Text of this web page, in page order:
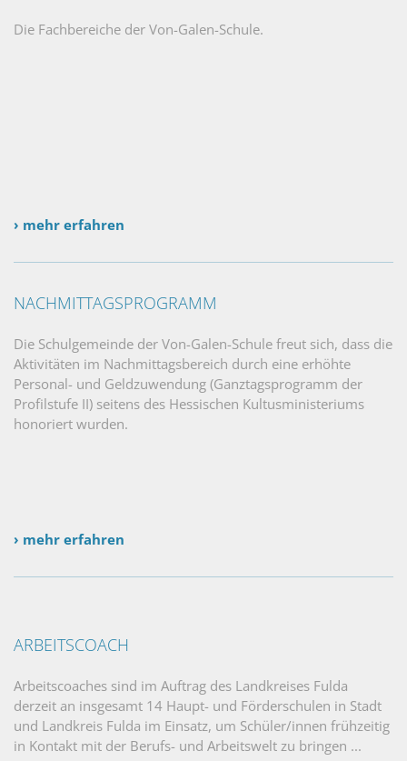
Die Fachbereiche der Von-Galen-Schule.
› mehr erfahren
NACHMITTAGSPROGRAMM
Die Schulgemeinde der Von-Galen-Schule freut sich, dass die
Aktivitäten im Nachmittagsbereich durch eine erhöhte
Personal- und Geldzuwendung (Ganztagsprogramm der
Profilstufe II) seitens des Hessischen Kultusministeriums
honoriert wurden.
› mehr erfahren
ARBEITSCOACH
Arbeitscoaches sind im Auftrag des Landkreises Fulda
derzeit an insgesamt 14 Haupt- und Förderschulen in Stadt
und Landkreis Fulda im Einsatz, um Schüler/innen frühzeitig
in Kontakt mit der Berufs- und Arbeitswelt zu bringen ...